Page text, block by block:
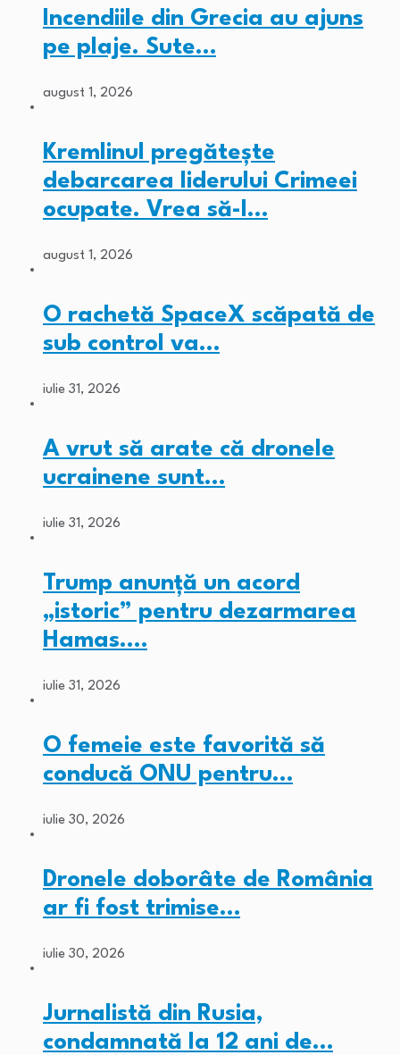
Incendiile din Grecia au ajuns
pe plaje. Sute…
august 1, 2026
Kremlinul pregătește
debarcarea liderului Crimeei
ocupate. Vrea să-l…
august 1, 2026
O rachetă SpaceX scăpată de
sub control va…
iulie 31, 2026
A vrut să arate că dronele
ucrainene sunt…
iulie 31, 2026
Trump anunță un acord
„istoric” pentru dezarmarea
Hamas.…
iulie 31, 2026
O femeie este favorită să
conducă ONU pentru…
iulie 30, 2026
Dronele doborâte de România
ar fi fost trimise…
iulie 30, 2026
Jurnalistă din Rusia,
condamnată la 12 ani de…